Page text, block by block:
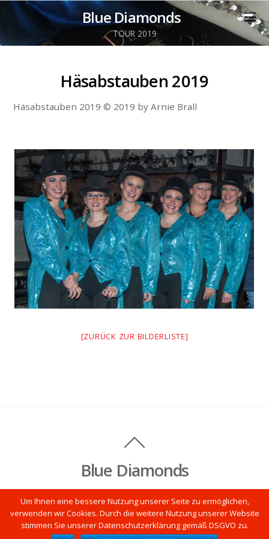
Blue Diamonds
TOUR 2019
Häsabstauben 2019
Häsabstauben 2019 © 2019 by Arnie Brall
[ZURÜCK ZUR BILDERLISTE]
Blue Diamonds
© by Blue Diamonds 2018 •
Datenschutzerklärung gemäß DSGVO
Für die Veröffentlichung dieser Website gilt das Impressum des
Sängerbund Neckartailfingen 1830.e.V.
Um Ihnen eine bessere Nutzung unserer Seite zu ermöglichen,
verwenden wir Cookies. Durch die weitere Nutzung unserer Website
stimmen Sie unserer Datenschutzerklärung gemäß DSGVO zu.